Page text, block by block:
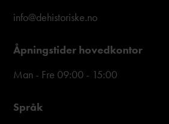
info@dehistoriske.no
Åpningstider hovedkontor
Man - Fre 09:00 - 15:00
Språk